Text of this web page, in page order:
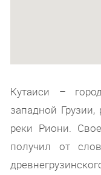
Кутаиси –
западной
реки Риони.
получил от